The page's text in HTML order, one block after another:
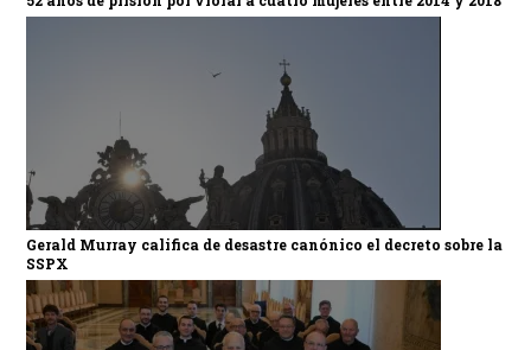
Gerald Murray califica de desastre canónico el decreto sobre la
SSPX